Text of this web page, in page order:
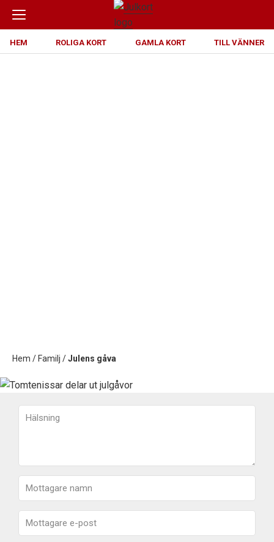
HEM ROLIGA KORT GAMLA KORT TILL VÄNNER
Hem / Familj /Julens gåva